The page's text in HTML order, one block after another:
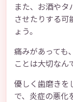
また、お酒や
させたりする可
ょう。
痛みがあっても
ことは大切なん
優しく歯磨きを
で、炎症の悪化